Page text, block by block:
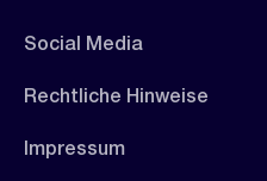
Social Media
Rechtliche Hinweise
Impressum